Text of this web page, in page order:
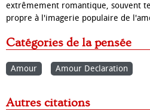
extrêmement romantique, souvent
propre à l'imagerie populaire de
Catégories de la pensée
Amour Amour Declaration
Autres citations